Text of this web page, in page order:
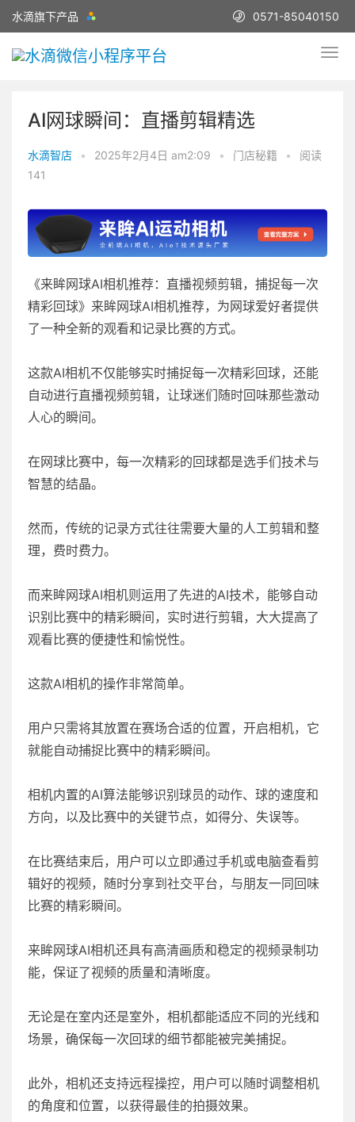
水滴旗下产品 0571-85040150
AI网球瞬间：直播剪辑精选
水滴智店 • 2025年2月4日 am2:09 • 门店秘籍 •
阅读
141
《来眸网球AI相机推荐：直播视频剪辑，捕捉每一次
精彩回球》来眸网球AI相机推荐，为网球爱好者提供
了一种全新的观看和记录比赛的方式。
这款AI相机不仅能够实时捕捉每一次精彩回球，还能
自动进行直播视频剪辑，让球迷们随时回味那些激动
人心的瞬间。
在网球比赛中，每一次精彩的回球都是选手们技术与
智慧的结晶。
然而，传统的记录方式往往需要大量的人工剪辑和整
理，费时费力。
而来眸网球AI相机则运用了先进的AI技术，能够自动
识别比赛中的精彩瞬间，实时进行剪辑，大大提高了
观看比赛的便捷性和愉悦性。
这款AI相机的操作非常简单。
用户只需将其放置在赛场合适的位置，开启相机，它
就能自动捕捉比赛中的精彩瞬间。
相机内置的AI算法能够识别球员的动作、球的速度和
方向，以及比赛中的关键节点，如得分、失误等。
在比赛结束后，用户可以立即通过手机或电脑查看剪
辑好的视频，随时分享到社交平台，与朋友一同回味
比赛的精彩瞬间。
来眸网球AI相机还具有高清画质和稳定的视频录制功
能，保证了视频的质量和清晰度。
无论是在室内还是室外，相机都能适应不同的光线和
场景，确保每一次回球的细节都能被完美捕捉。
此外，相机还支持远程操控，用户可以随时调整相机
的角度和位置，以获得最佳的拍摄效果。